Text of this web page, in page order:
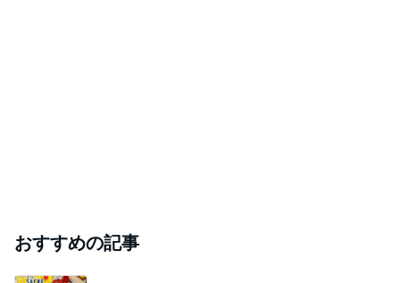
おすすめの記事